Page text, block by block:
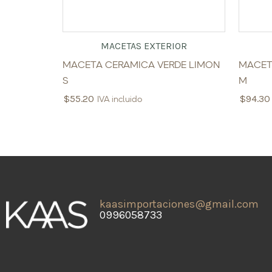
MACETAS EXTERIOR
MACETA CERAMICA VERDE LIMON
S
$55.20 IVA incluido
M
$94.30
kaasimportaciones@gmail.com
0996058733